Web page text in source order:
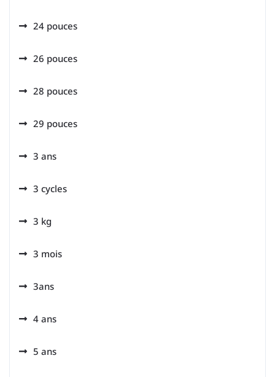
24 pouces
26 pouces
28 pouces
29 pouces
3 ans
3 cycles
3 kg
3 mois
3ans
4 ans
5 ans